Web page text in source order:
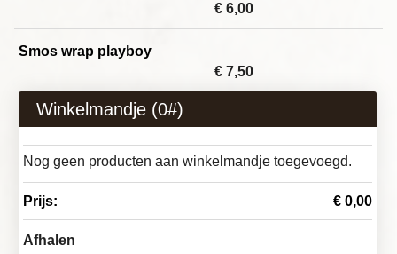
€ 6,00
Smos wrap playboy
€ 7,50
Winkelmandje (0#)
Nog geen producten aan winkelmandje toegevoegd.
Prijs: € 0,00
Afhalen